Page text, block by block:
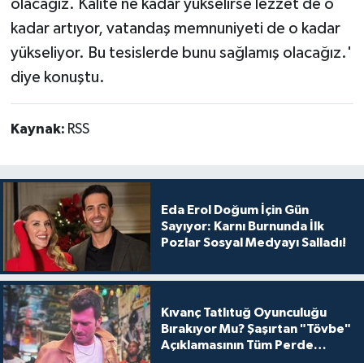
olacağız. Kalite ne kadar yükselirse lezzet de o
kadar artıyor, vatandaş memnuniyeti de o kadar
yükseliyor. Bu tesislerde bunu sağlamış olacağız.'
diye konuştu.
Kaynak: RSS
Eda Erol Doğum İçin Gün
Sayıyor: Karnı Burnunda İlk
Pozlar Sosyal Medyayı Salladı!
Kıvanç Tatlıtuğ Oyunculuğu
Bırakıyor Mu? Şaşırtan "Tövbe"
Açıklamasının Tüm Perde